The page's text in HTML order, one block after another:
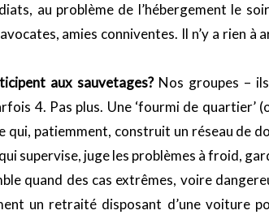
au problème de l’hébergement le
amies conniventes. Il n’y a rien à
aux sauvetages?Nos groupes –
4. Pas plus. Une ‘fourmi de quartier’
qui, patiemment, construit un réseau
supervise, juge les problèmes à froid,
quand des cas extrêmes, voire
un retraité disposant d’une voiture